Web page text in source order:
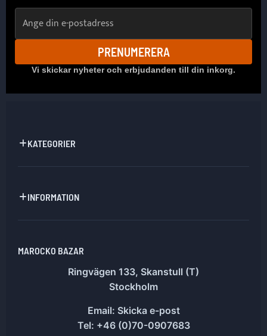
PRENUMERERA
Vi skickar nyheter och erbjudanden till din inkorg.
KATEGORIER
INFORMATION
MAROCKO BAZAR
Ringvägen 133, Skanstull (T)
Stockholm
Email: Skicka e-post
Tel: +46 (0)70-0907683